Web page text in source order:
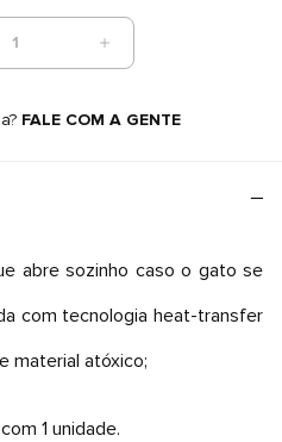
1
FALE COM A GENTE
abre sozinho caso o gato se
com tecnologia heat-transfer
material atóxico;
1 unidade.